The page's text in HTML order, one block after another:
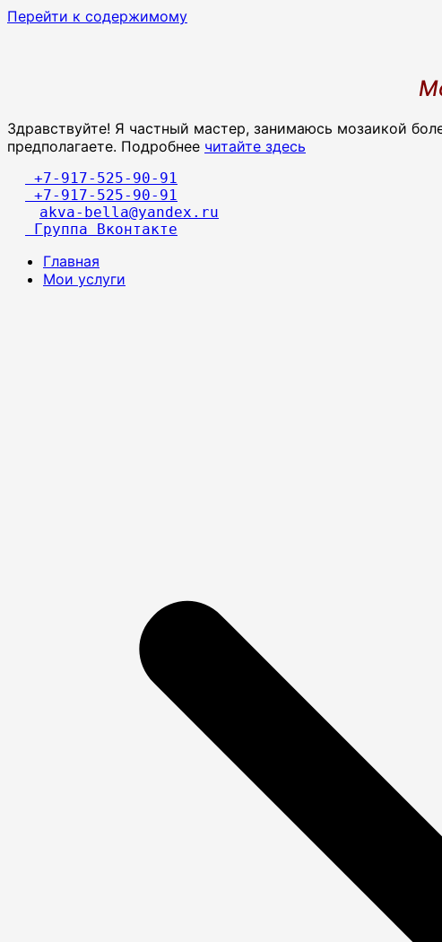
Перейти к содержимому
Здравствуйте! Я частный мастер, занимаюсь мозаикой
предполагаете. Подробнее читайте здесь
+7-917-525-90-91
+7-917-525-90-91
akva-bella@yandex.ru
Группа Вконтакте
Главная
Мои услуги